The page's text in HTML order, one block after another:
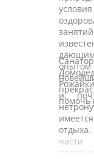
помочь
и,
части